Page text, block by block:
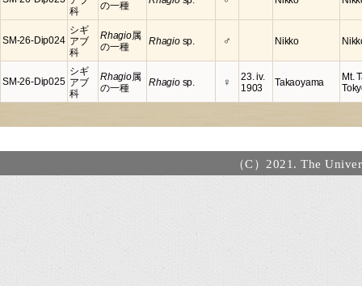
科
の一種
SM-26-Dip024
シギ
アブ
科
Rhagio属
の一種
Rhagiosp. ♂ Nikko
SM-26-Dip025
シギ
アブ
科
Rhagio属
の一種
Rhagiosp. ♀
23. iv.
1903
Takaoyama
Mt.
（C）2021. The